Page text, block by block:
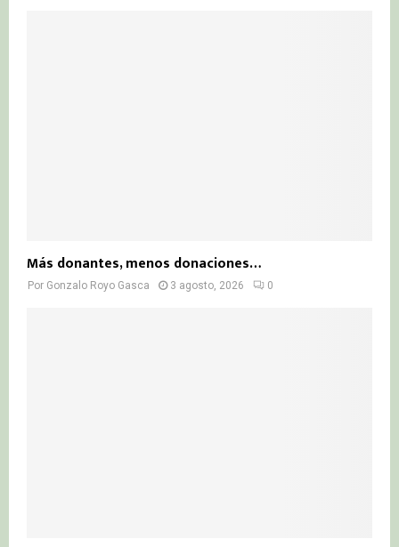
Más donantes, menos donaciones…
Por Gonzalo Royo Gasca 3 agosto, 2026 0